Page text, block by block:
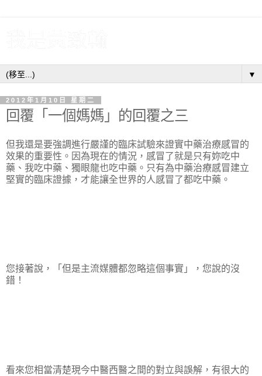
▼
2012年1月10日 星期二
回覆「一個媽媽」的回覆之三
但我還是要強調進行嚴謹的臨床試驗來證實中藥治療感冒的
效果的重要性。因為現在的情況，感冒了就是只有妳吃中
藥、我吃中藥、獨眼龍也吃中藥。只有為中藥治療感冒建立
堅實的臨床證據，才能讓全世界的人感冒了都吃中藥。
您接著說，「但是主流媒體都忽略這個事實」，您說的沒
錯！
看來您相當清楚現今中醫西醫之間的對立與誤解，有很大的